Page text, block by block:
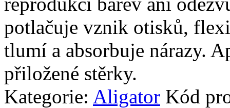
potlačuje vznik otisků,
tlumí a absorbuje nárazy.
přiložené stěrky.
Kategorie: Aligator Kód